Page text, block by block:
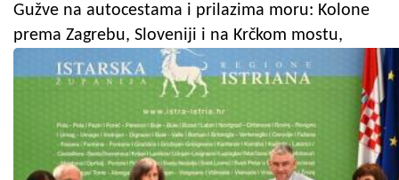
Gužve na autocestama i prilazima moru: Kolone
prema Zagrebu, Sloveniji i na Krčkom mostu,